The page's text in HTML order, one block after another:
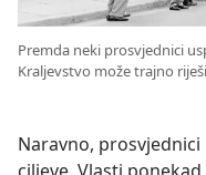
Premda neki prosvjednici
Kraljevstvo može trajno
Naravno,